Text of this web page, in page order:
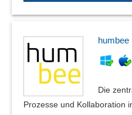
Tankbuch
Tankdatenübernahme
Technische Dokumentation
Telefon-Kostenschätzung
Telefonnummernprotokolle
Telefonprotokolle
humbee
Die
Prozesse und Kollaboration